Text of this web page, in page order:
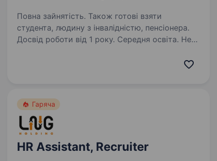
Повна зайнятість. Також готові взяти
студента, людину з інвалідністю, пенсіонера.
Досвід роботи від 1 року. Середня освіта. Here
logistics company only by delivering the right
transportation…
Гаряча
HR Assistant, Recruiter